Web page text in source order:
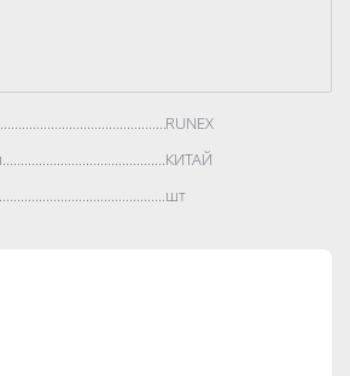
RUNEX
КИТАЙ
шт